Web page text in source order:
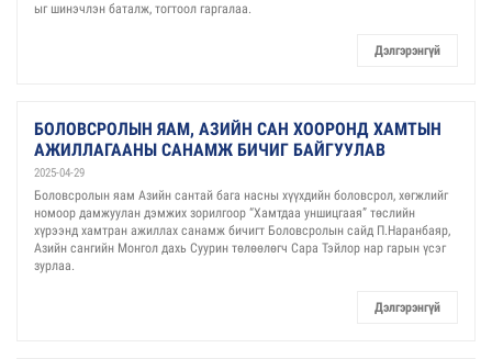
ыг шинэчлэн баталж, тогтоол гаргалаа.
Дэлгэрэнгүй
БОЛОВСРОЛЫН ЯАМ, АЗИЙН САН ХООРОНД ХАМТЫН
АЖИЛЛАГААНЫ САНАМЖ БИЧИГ БАЙГУУЛАВ
2025-04-29
Боловсролын яам Азийн сантай бага насны хүүхдийн боловсрол, хөгжлийг
номоор дамжуулан дэмжих зорилгоор “Хамтдаа уншицгаая” төслийн
хүрээнд хамтран ажиллах санамж бичигт Боловсролын сайд П.Наранбаяр,
Азийн сангийн Монгол дахь Суурин төлөөлөгч Сара Тэйлор нар гарын үсэг
зурлаа.
Дэлгэрэнгүй